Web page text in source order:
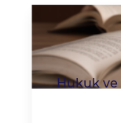
Hukuk ve